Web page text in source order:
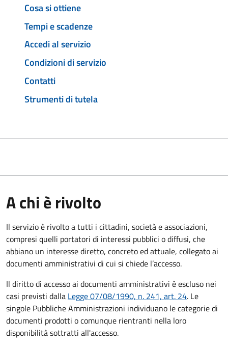
Cosa si ottiene
Tempi e scadenze
Accedi al servizio
Condizioni di servizio
Contatti
Strumenti di tutela
A chi è rivolto
Il servizio è rivolto a tutti i cittadini, società e associazioni,
compresi quelli portatori di interessi pubblici o diffusi, che
abbiano un interesse diretto, concreto ed attuale, collegato ai
documenti amministrativi di cui si chiede l’accesso.
Il diritto di accesso ai documenti amministrativi è escluso nei
casi previsti dalla Legge 07/08/1990, n. 241, art. 24. Le
singole Pubbliche Amministrazioni individuano le categorie di
documenti prodotti o comunque rientranti nella loro
disponibilità sottratti all'accesso.